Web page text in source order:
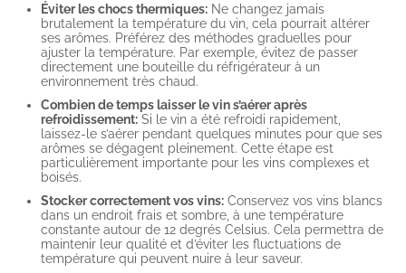
Éviter les chocs thermiques: Ne changez jamais
brutalement la température du vin, cela pourrait altérer
ses arômes. Préférez des méthodes graduelles pour
ajuster la température. Par exemple, évitez de passer
directement une bouteille du réfrigérateur à un
environnement très chaud.
Combien de temps laisser le vin s’aérer après
refroidissement: Si le vin a été refroidi rapidement,
laissez-le s’aérer pendant quelques minutes pour que ses
arômes se dégagent pleinement. Cette étape est
particulièrement importante pour les vins complexes et
boisés.
Stocker correctement vos vins: Conservez vos vins blancs
dans un endroit frais et sombre, à une température
constante autour de 12 degrés Celsius. Cela permettra de
maintenir leur qualité et d’éviter les fluctuations de
température qui peuvent nuire à leur saveur.